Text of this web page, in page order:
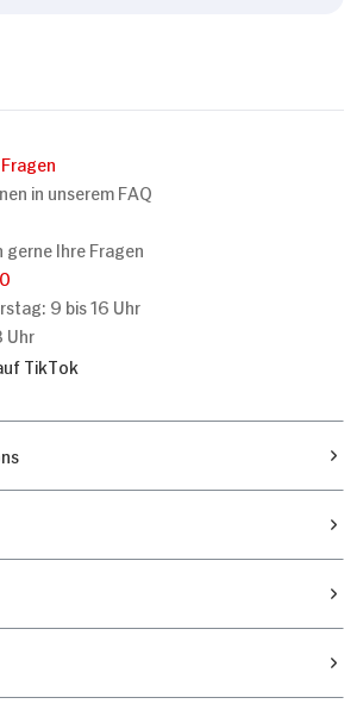
in unserem FAQ
Ihre Fragen
9 bis 16 Uhr
Uhr
TikTok